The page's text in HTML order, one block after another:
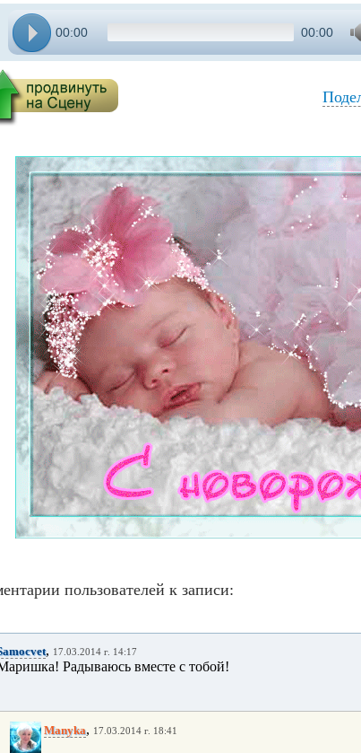
00:00 00:00
пользователей к записи:
, 17.03.2014 г. 14:17
Радываюсь вместе с тобой!
Manyka, 17.03.2014 г. 18:41